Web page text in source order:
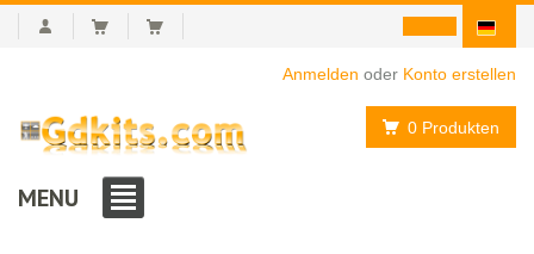
Anmelden oder Konto erstellen
0 Produkten
MENU